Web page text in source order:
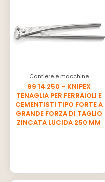
Cantiere e macchine
99 14 250 – KNIPEX
TENAGLIA PER FERRAIOLI E
CEMENTISTI TIPO FORTE A
GRANDE FORZA DI TAGLIO
ZINCATA LUCIDA 250 MM